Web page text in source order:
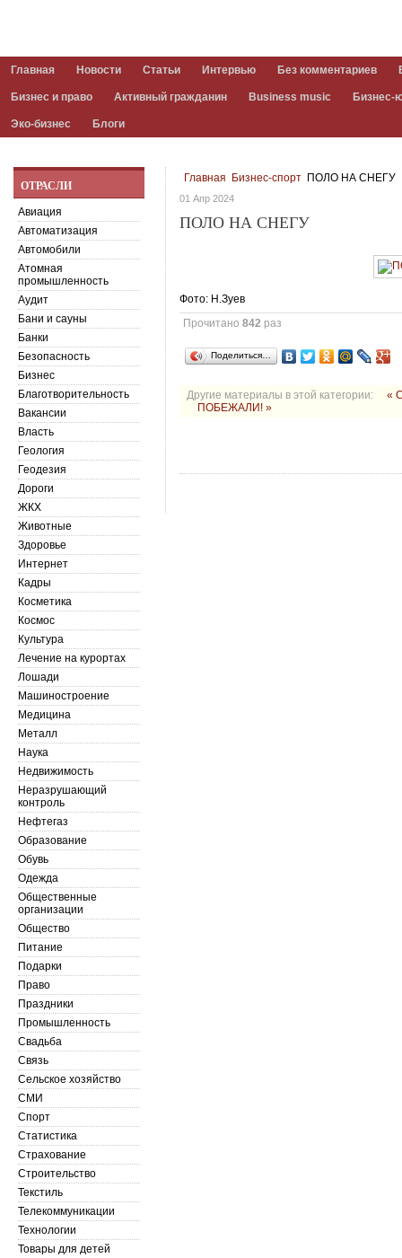
Главная Новости Статьи Интервью Без комментариев
Бизнес и право Активный гражданин Business music Бизнес-
Эко-бизнес Блоги
Главная Бизнес-спорт ПОЛО НА СНЕГУ
01 Апр 2024
ПОЛО НА СНЕГУ
Фото: Н.Зуев
Прочитано842 раз
Поделиться…
Другие материалы в этой категории:
«
ПОБЕЖАЛИ! »
ОТРАСЛИ
Авиация
Автоматизация
Автомобили
Атомная
промышленность
Аудит
Бани и сауны
Банки
Безопасность
Бизнес
Благотворительность
Вакансии
Власть
Геология
Геодезия
Дороги
ЖКХ
Животные
Здоровье
Интернет
Кадры
Косметика
Космос
Культура
Лечение на курортах
Лошади
Машиностроение
Медицина
Металл
Наука
Недвижимость
Неразрушающий
контроль
Нефтегаз
Образование
Обувь
Одежда
Общественные
организации
Общество
Питание
Подарки
Право
Праздники
Промышленность
Свадьба
Связь
Сельское хозяйство
СМИ
Спорт
Статистика
Страхование
Строительство
Текстиль
Телекоммуникации
Технологии
Товары для детей